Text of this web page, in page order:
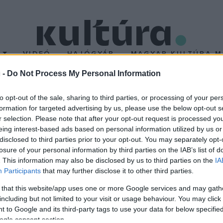
- Do Not Process My Personal Information
opt-out of the sale, sharing to third parties, or processing of your
for targeted advertising by us, please use the below opt-out
selection. Please note that after your opt-out request is processed
interest-based ads based on personal information utilized by us
to third parties prior to your opt-out. You may separately
of your personal information by third parties on the IAB’s list of
This information may also be disclosed by us to third parties on the
Participants that may further disclose it to other third parties.
that this website/app uses one or more Google services and may
but not limited to your visit or usage behaviour. You may
to Google and its third-party tags to use your data for below
consent section.
VIDEÓ HAJÓGYÁR MAGYAR KULTÚRA
francia
Életműve korszakalkotó jelentőségű volt a francia
érvényre juttatni, miképpen kell azokat tagolt együttesbe
1636-tól királyi szolgálatban állt. Ő bővítette a nyugati
melletti Maisons-Lafitte- kastélyt.